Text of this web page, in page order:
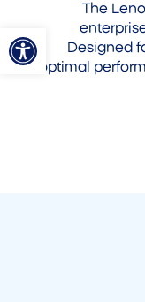
פתח
The
Designed
optimal